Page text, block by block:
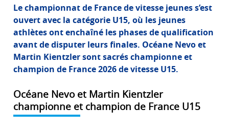
Le championnat de France de vitesse jeunes s’est
ouvert avec la catégorie U15, où les jeunes
athlètes ont enchaîné les phases de qualification
avant de disputer leurs finales. Océane Nevo et
Martin Kientzler sont sacrés championne et
champion de France 2026 de vitesse U15.
Océane Nevo et Martin Kientzler
championne et champion de France U15